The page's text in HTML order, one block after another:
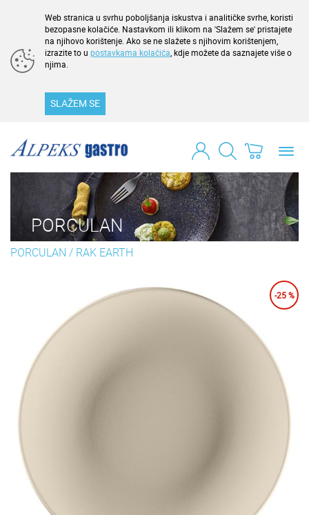
Web stranica u svrhu poboljšanja iskustva i analitičke svrhe, koristi
bezopasne kolačiće. Nastavkom ili klikom na 'Slažem se' pristajete
na njihovo korištenje. Ako se ne slažete s njihovim korištenjem,
izrazite to u postavkama kolačića , kdje možete da saznajete više o
njima.
SLAŽEM SE
PORCULAN
PORCULAN / RAK EARTH
-25 %